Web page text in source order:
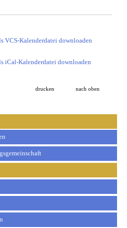
VCS-Kalenderdatei downloaden
iCal-Kalenderdatei downloaden
drucken nach oben